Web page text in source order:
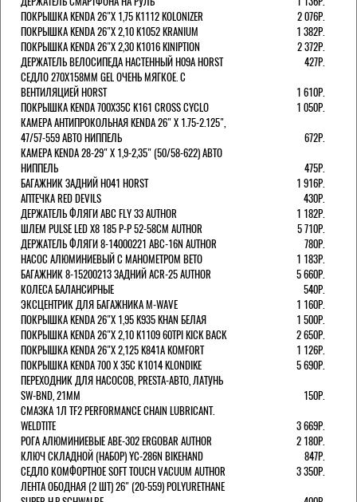
ПОКРЫШКА KENDA 26"Х 1,75 K1112 KOLONIZER
2 076Р.
ПОКРЫШКА KENDA 26"Х 2,10 K1052 KRANIUM
1 382Р.
ПОКРЫШКА KENDA 26"Х 2,30 K1016 KINIPTION
2 372Р.
ДЕРЖАТЕЛЬ ВЕЛОСИПЕДА НАСТЕННЫЙ H09A HORST
427Р.
СЕДЛО 270Х158ММ GEL ОЧЕНЬ МЯГКОЕ. С
ВЕНТИЛЯЦИЕЙ HORST
1 610Р.
ПОКРЫШКА KENDA 700Х35С K161 CROSS CYCLO
1 050Р.
КАМЕРА АНТИПРОКОЛЬНАЯ KENDA 26" Х 1.75-2.125",
47/57-559 АВТО НИППЕЛЬ
672Р.
КАМЕРА KENDA 28-29" Х 1,9-2,35" (50/58-622) АВТО
НИППЕЛЬ
475Р.
БАГАЖНИК ЗАДНИЙ H041 HORST
1 916Р.
АПТЕЧКА RED DEVILS
430Р.
ДЕРЖАТЕЛЬ ФЛЯГИ АВС FLY 33 AUTHOR
1 182Р.
ШЛЕМ PULSE LED X8 185 Р-Р 52-58СМ AUTHOR
5 710Р.
ДЕРЖАТЕЛЬ ФЛЯГИ 8-14000221 ABC-16N AUTHOR
780Р.
НАСОС АЛЮМИНИЕВЫЙ С МАНОМЕТРОМ BETO
1 183Р.
БАГАЖНИК 8-15200213 ЗАДНИЙ ACR-25 AUTHOR
5 660Р.
КОЛЕСА БАЛАНСИРНЫЕ
540Р.
ЭКСЦЕНТРИК ДЛЯ БАГАЖНИКА M-WAVE
1 160Р.
ПОКРЫШКА KENDA 26"Х 1,95 K935 KHAN БЕЛАЯ
1 500Р.
ПОКРЫШКА KENDA 26"Х 2,10 K1109 60TPI KICK BACK
2 650Р.
ПОКРЫШКА KENDA 26"Х 2,125 K841A KOMFORT
1 126Р.
ПОКРЫШКА KENDA 700 Х 35С К1014 KLONDIKE
5 690Р.
ПЕРЕХОДНИК ДЛЯ НАСОСОВ, PRESTA-АВТО, ЛАТУНЬ
SW-BND, 21ММ
150Р.
СМАЗКА 1Л TF2 PERFORMANCE CHAIN LUBRICANT.
WELDTITE
3 669Р.
РОГА АЛЮМИНИЕВЫЕ ABE-302 ERGOBAR AUTHOR
2 180Р.
КЛЮЧ СКЛАДНОЙ (НАБОР) YC-286N BIKEHAND
847Р.
СЕДЛО КОМФОРТНОЕ SOFT TOUCH VACUUM AUTHOR
3 350Р.
ЛЕНТА ОБОДНАЯ (2 ШТ) 26" (20-559) POLYURETHANE